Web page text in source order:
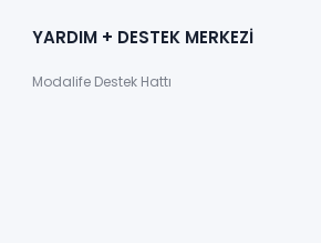
YARDIM + DESTEK MERKEZİ
Modalife Destek Hattı